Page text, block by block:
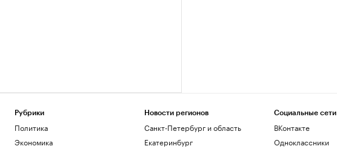
Рубрики
Политика
Экономика
Новости регионов
Санкт-Петербург и область
Екатеринбург
Социальные сети
ВКонтакте
Одноклассники